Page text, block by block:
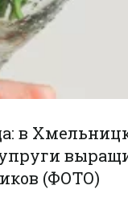
в
(ФОТО)